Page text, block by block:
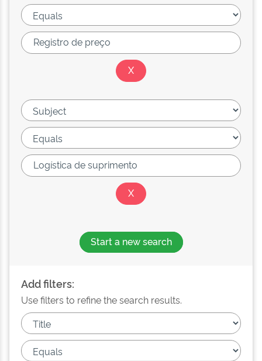
Start a new search
Add filters:
Use filters to refine the search results.